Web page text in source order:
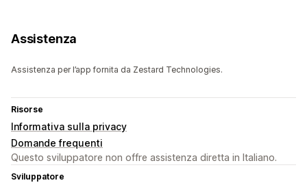
Assistenza
Assistenza per l’app fornita da Zestard Technologies.
Risorse
Informativa sulla privacy
Domande frequenti
Questo sviluppatore non offre assistenza diretta in Italiano.
Sviluppatore